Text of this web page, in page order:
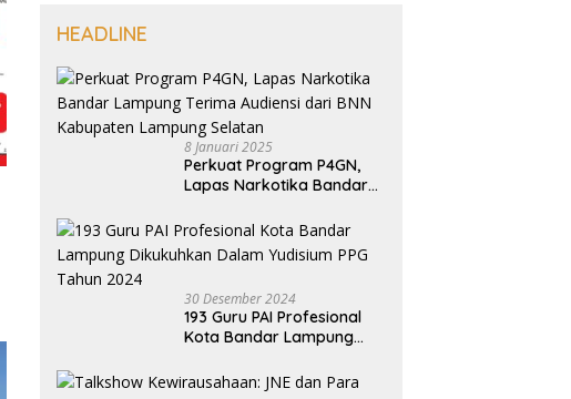
HEADLINE
8 Januari 2025
Perkuat Program P4GN,
Lapas Narkotika Bandar
dari BNN Kabupaten
Lampung Selatan
30 Desember 2024
193 Guru PAI Profesional
Kota Bandar Lampung
Yudisium PPG Tahun 2024